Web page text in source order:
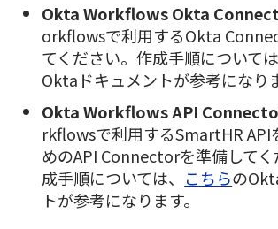
Okta Workflows Okta
orkflowsで利用するOkta
てください。作成手順については
Oktaドキュメントが参考になり
Okta Workflows API
rkflowsで利用するSmartHR API
めのAPI Connectorを準備して
成手順については、
こちらの
トが参考になります。